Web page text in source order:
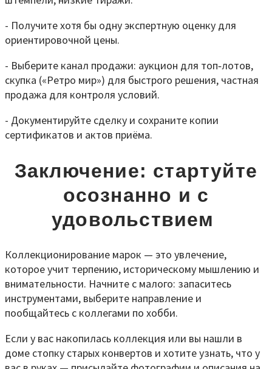
- Получите хотя бы одну экспертную оценку для
ориентировочной цены.
- Выберите канал продажи: аукцион для топ‑лотов,
скупка («Ретро мир») для быстрого решения, частная
продажа для контроля условий.
- Документируйте сделку и сохраните копии
сертификатов и актов приёма.
Заключение: стартуйте
осознанно и с
удовольствием
Коллекционирование марок — это увлечение,
которое учит терпению, историческому мышлению и
внимательности. Начните с малого: запаситесь
инструментами, выберите направление и
пообщайтесь с коллегами по хобби.
Если у вас накопилась коллекция или вы нашли в
доме стопку старых конвертов и хотите узнать, что у